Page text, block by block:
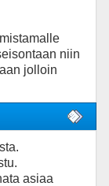
niin
jolloin
asiaa